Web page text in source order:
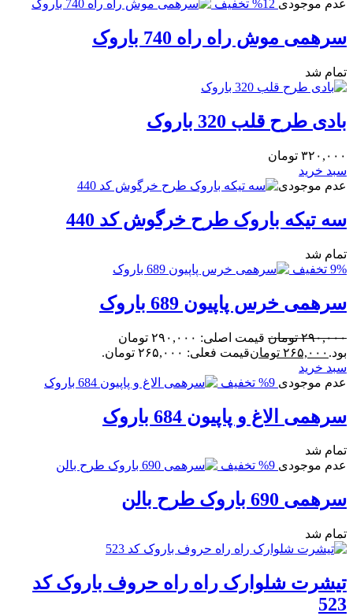
عدم موجودی 12% تخفیف
سرهمی موش راه راه 740 باروک
تمام شد
بادی طرح قلب 320 باروک
۳۲۰,۰۰۰ تومان
سبد خرید
عدم موجودی
سه تیکه باروک طرح خرگوش کد 440
تمام شد
9% تخفیف
سرهمی خرس پاپیون 689 باروک
۲۹۰,۰۰۰ تومان
قیمت اصلی: ۲۹۰,۰۰۰ تومان
بود. ۲۶۵,۰۰۰ تومانقیمت فعلی: ۲۶۵,۰۰۰ تومان.
سبد خرید
عدم موجودی 9% تخفیف
سرهمی الاغ و پاپیون 684 باروک
تمام شد
عدم موجودی 9% تخفیف
سرهمی 690 باروک طرح بالن
تمام شد
تیشرت شلوارک راه راه حروف باروک کد
523